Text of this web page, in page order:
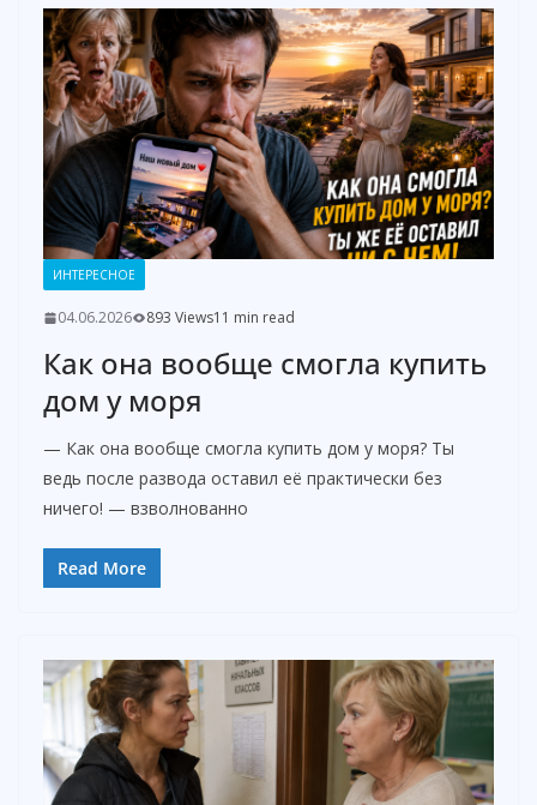
ИНТЕРЕСНОЕ
04.06.2026 893 Views11 min read
Как она вообще смогла купить
дом у моря
— Как она вообще смогла купить дом у моря? Ты
ведь после развода оставил её практически без
ничего! — взволнованно
Read More